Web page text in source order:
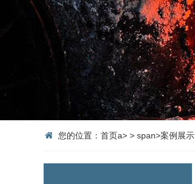
您的位置： 首页a> > span>案例展示